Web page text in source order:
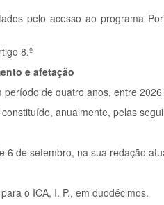
pelo acesso ao programa
8.º
e afetação
de quatro anos, entre
anualmente, pelas
6 de setembro, na sua redação
o ICA, I. P., em duodécimos.